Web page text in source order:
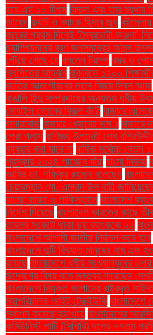
হবে এই ১০ টিপস ফ্রিদা এবং তার ব্যথার
জায়েদ ফ্ল্যাট ও ব্যাংক হিসাব জব্দ
বছরের প্রথম দিনেই ‘স্বৈরাচারী অঞ্জনা’
চ্যাম্পিয়নদের বরণ জনসমুদ্রের আনন্দ
পৌঁছে গেছে যে বললেন ট্রাম্প বস্ত্র ও
স্থগিতের আহ্বান বাকৃবিতে ১২০০
জাতির আত্মগৌরবের মহান বিজয় দিবস আজ
বাঙালি হিন্দু সম্প্রদায়ের অন্যতম ধর্মীয়
মোবাইল ফোনের বিকল্প কী? বাজারে
মাদারবোর্ড বাজারে খেজুরের দাম ১ বাজারে
প্রো প্লাস বাণিজ্য উপদেষ্টা শেখ
ব্যবহার করা যাবে না বার্ষিক সর্বোচ্চ বেতন
পুরস্কার ২০২৪ পাচ্ছেন যাঁরা বাংলা নিউজ
আমির ডা. শফিকুর রহমান বলেছেন
চেয়ারম্যান মো. এমদাদ উল বারী
যাচ্ছে ভারত ও পাকিস্তানে বাংলাদেশ
নির্দেশ দিয়েছে বাংলাদেশ ভারতের কাছে
তারল্য সংকটে থাকা ছয় ব্যাংককে ২২
বাংলাদেশে আগামী জাতীয় নির্বাচন কবে হবে
বাংলাদেশে দুটি বিখ্যাত মানুষের নাম এক
রয়েছে বাংলাদেশে ধর্মীয় সংখ্যালঘুদের
উদ্বেগের বিষয় বলে মন্তব্য করেছেন
বাংলাদেশে নিযুক্ত জাপানের রাষ্ট্রদূত
মহাপরিচালক আইট টেরুইউকি বাংলাদেশে
স্থাপন করেছে হুয়াওয়ে বাংলাদেশের
কমিউনিস্ট পার্টি (সিপিবি) দলের ৭৭তম